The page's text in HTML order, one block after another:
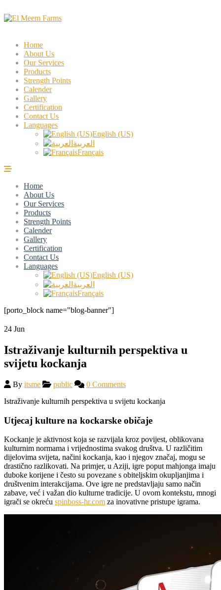
Home
About Us
Our Services
Products
Strength Points
Calender
Gallery
Certification
Contact Us
Languages
English (US)
العربية
Français
Home
About Us
Our Services
Products
Strength Points
Calender
Gallery
Certification
Contact Us
Languages
English (US)
العربية
Français
[porto_block name="blog-banner"]
24 Jun
Istraživanje kulturnih perspektiva u
svijetu kockanja
By itsme public
0 Comments
Istraživanje kulturnih perspektiva u svijetu kockanja
Utjecaj kulture na kockarske običaje
Kockanje je aktivnost koja se razvijala kroz povijest, oblikovana
kulturnim normama i vrijednostima svakog društva. U različitim
dijelovima svijeta, načini kockanja, kao i njegov značaj, mogu se
drastično razlikovati. Na primjer, u Aziji, igre poput mahjonga imaju
duboke korijene i često su povezane s obiteljskim okupljanjima i
društvenim interakcijama. Ove igre ne predstavljaju samo način
zabave, već i važan dio kulturne tradicije. U ovom kontekstu, mnogi
igrači se okreću spinboss-hr.com za inovativne pristupe igrama.